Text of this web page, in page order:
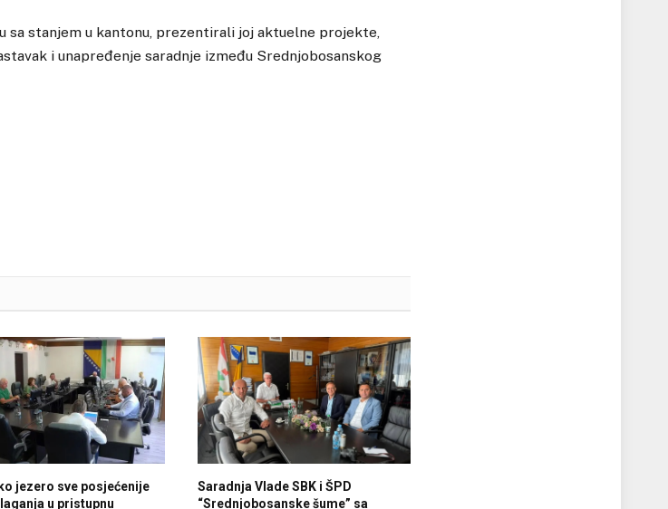
sa stanjem u kantonu, prezentirali joj aktuelne projekte,
i unapređenje saradnje između Srednjobosanskog
jezero sve posjećenije
u pristupnu
Saradnja Vlade SBK i ŠPD
“Srednjobosanske šume” sa